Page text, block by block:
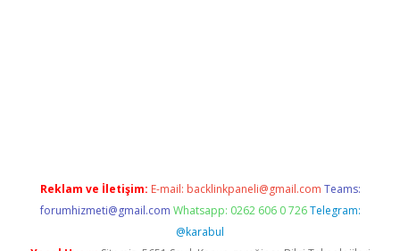
Reklam ve İletişim: E-mail: backlinkpaneli@gmail.com Teams:
forumhizmeti@gmail.com Whatsapp: 0262 606 0 726 Telegram:
@karabul